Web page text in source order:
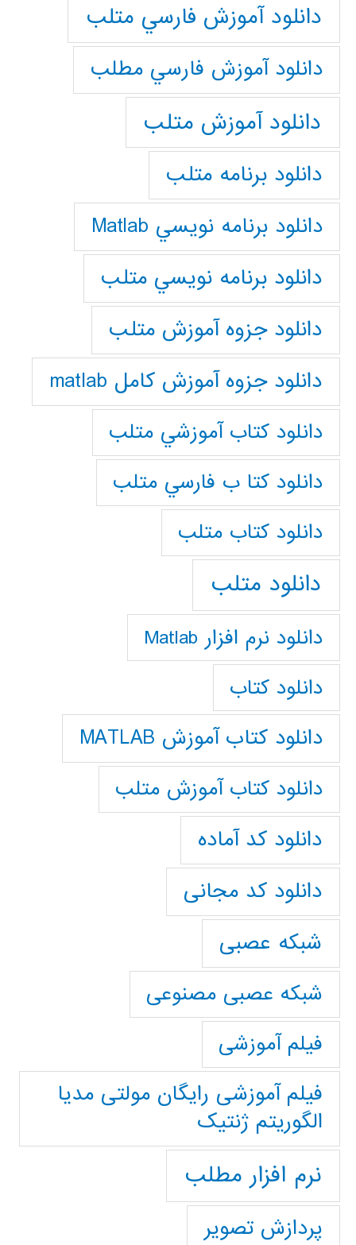
دانلود آموزش فارسي متلب
دانلود آموزش فارسي مطلب
دانلود آموزش متلب
دانلود برنامه متلب
دانلود برنامه نويسي Matlab
دانلود برنامه نويسي متلب
دانلود جزوه آموزش متلب
دانلود جزوه آموزش کامل matlab
دانلود كتاب آموزشي متلب
دانلود كتا ب فارسي متلب
دانلود كتاب متلب
دانلود متلب
دانلود نرم افزار Matlab
دانلود کتاب
دانلود کتاب آموزش MATLAB
دانلود کتاب آموزش متلب
دانلود کد آماده
دانلود کد مجانی
شبکه عصبی
شبکه عصبی مصنوعی
فیلم آموزشی
فیلم آموزشی رایگان مولتی مدیا
الگوریتم ژنتیک
نرم افزار مطلب
پردازش تصویر